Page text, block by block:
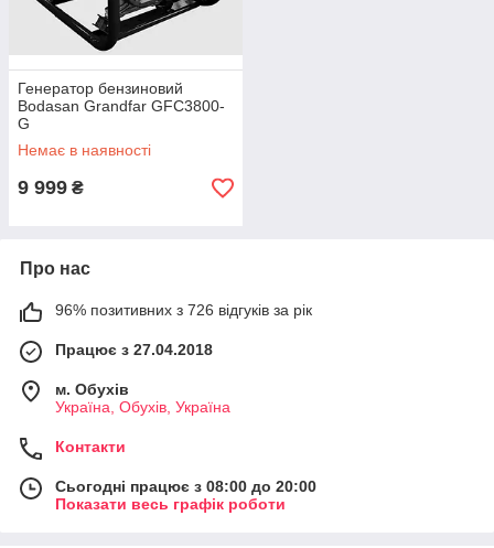
Генератор бензиновий
Bodasan Grandfar GFC3800-
G
Немає в наявності
9 999 ₴
Про нас
96% позитивних з 726 відгуків за рік
Працює з 27.04.2018
м. Обухів
Україна, Обухів, Україна
Контакти
Сьогодні працює з 08:00 до 20:00
Показати весь графік роботи